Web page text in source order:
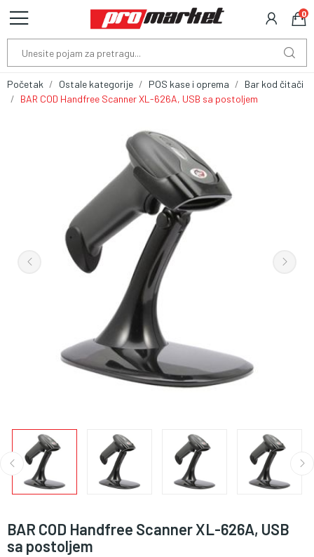
0
Početak Ostale kategorije POS kase i oprema
Bar kod čitači
BAR COD Handfree Scanner XL-626A, USB sa postoljem
BAR COD Handfree Scanner XL-626A, USB
sa postoljem